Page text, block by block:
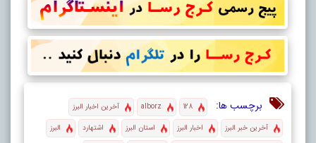
برچسب ها: 128
alborz
آخرین اخبار البرز
آخرین خبر البرز
اخبار البرز استان البرز اشتهارد
البرز